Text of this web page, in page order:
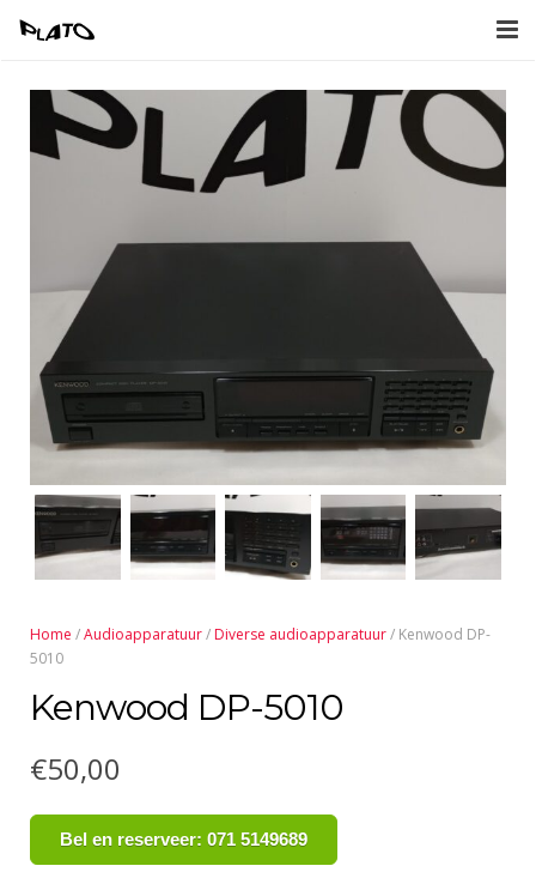
Home
Inkoop
Afbeeldingen
Contact
Naar Webwinkel
Home /Audioapparatuur/ Diverse audioapparatuur/ Kenwood DP-
5010
Kenwood DP-5010
€50,00
Bel en reserveer: 071 5149689